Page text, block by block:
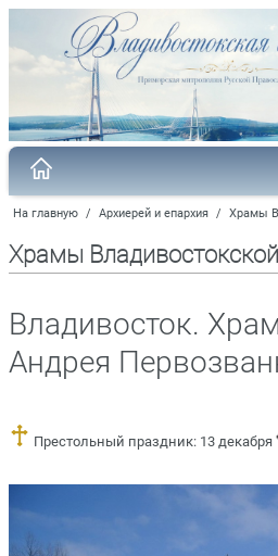
На главную / Архиерей и епархия / Храмы
Храмы
Владивосток.
Андрея
Престольный праздник: 13 декабря